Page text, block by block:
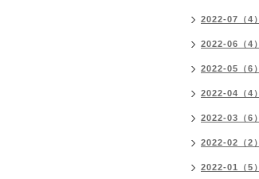
2022-07（4）
2022-06（4）
2022-05（6）
2022-04（4）
2022-03（6）
2022-02（2）
2022-01（5）